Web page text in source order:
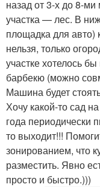
назад от 3-х до 8-
участка — лес. В
площадка для авто)
нельзя, только
участке хотелось
барбекю (можно
Машина будет
Хочу какой-то сад
года периодически
то выходит!!!
зонированием, что
разместить. Явно
просто и быстро.)))